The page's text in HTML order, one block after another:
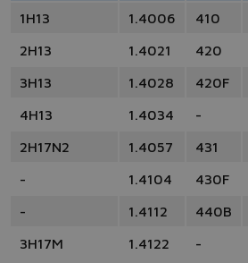
1H13 1.4006 410
2H13
1.4021 420
3H13
1.4028 420F
4H13
1.4034 -
2H17N2
1.4057 431
-
1.4104 430F
-
1.4112 440B
3H17M
1.4122 -